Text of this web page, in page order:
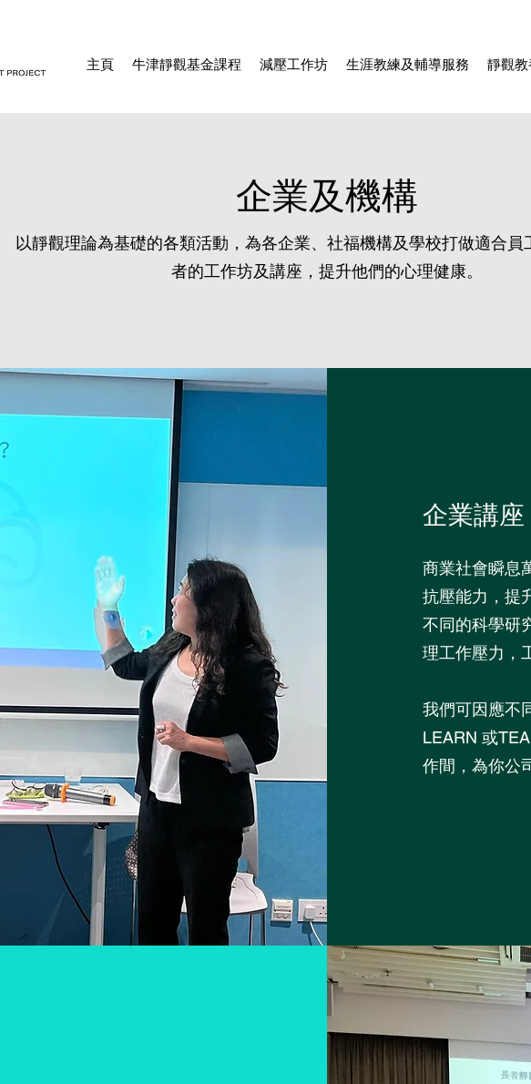
主頁 牛津靜觀基金課程 減壓工作坊 生涯教練及輔導服務 靜觀教
企業及機構
以靜觀理論為基礎的各類活動，為各企業、社福機構及學校打做適合員
者的工作坊及講座，提升他們的心理健康。
企業講座
商業社會瞬息
抗壓能力，提
不同的科學研
理工作壓力，
我們可因應不
LEARN 或
作間，為你公